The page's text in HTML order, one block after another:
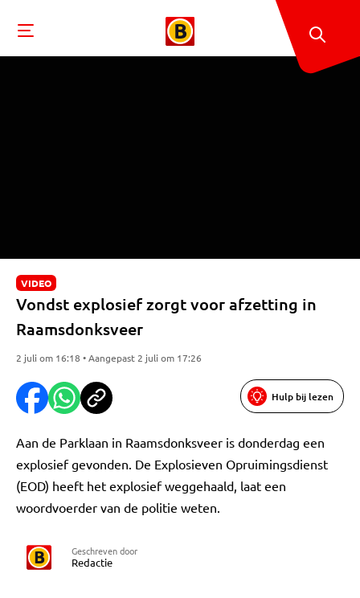
VIDEO
Vondst explosief zorgt voor afzetting in
Raamsdonksveer
2 juli om 16:18 • Aangepast 2 juli om 17:26
Hulp bij lezen
Aan de Parklaan in Raamsdonksveer is donderdag een
explosief gevonden. De Explosieven Opruimingsdienst
(EOD) heeft het explosief weggehaald, laat een
woordvoerder van de politie weten.
Geschreven door
Redactie